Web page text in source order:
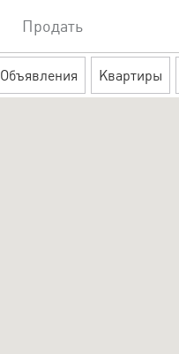
Продать
Объявления Квартиры